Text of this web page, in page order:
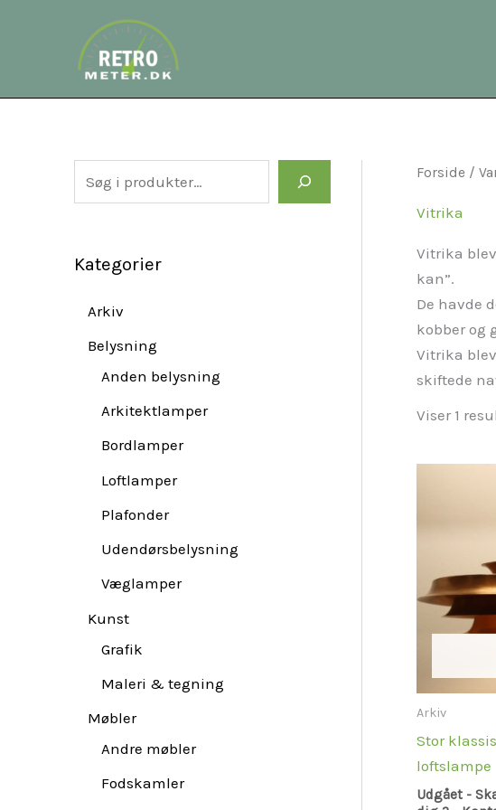
a
Kategorier
Arkiv
Belysning
Anden belysning
Arkitektlamper
Bordlamper
Loftlamper
Plafonder
Udendørsbelysning
Væglamper
Kunst
Grafik
Maleri & tegning
Møbler
Andre møbler
Fodskamler
Forside /
Vitrika
Vitrika
kan”.
De havde
kobber og
Vitrika
skiftede
Viser 1
Arkiv
Stor
loftslampe
Udgået -